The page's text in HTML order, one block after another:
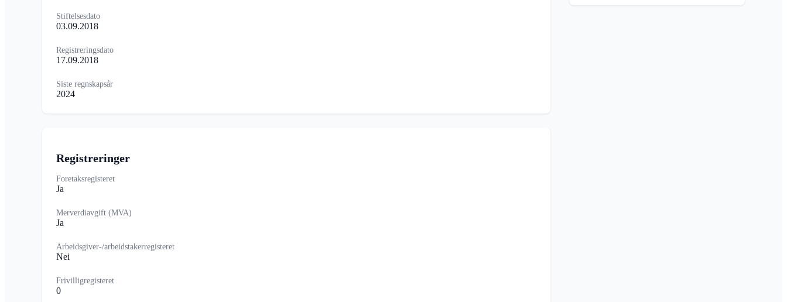
Stiftelsesdato
03.09.2018
Registreringsdato
17.09.2018
Siste regnskapsår
2024
Registreringer
Foretaksregisteret
Ja
Merverdiavgift (MVA)
Ja
Arbeidsgiver-/arbeidstakerregisteret
Nei
Frivilligregisteret
0